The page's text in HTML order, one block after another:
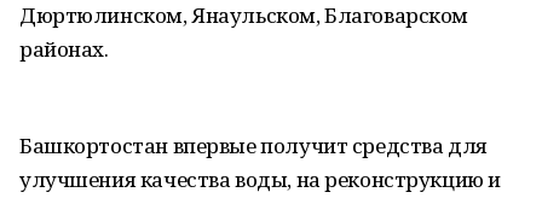
Дюртюлинском, Янаульском, Благоварском
районах.
Башкортостан впервые получит средства для
улучшения качества воды, на реконструкцию и